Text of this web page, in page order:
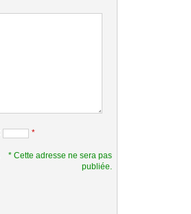
*
* Cette adresse ne sera pas
publiée.